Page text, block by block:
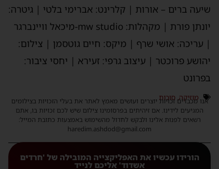
שיעה ברים – אורות | קלרינט: אברימי בלטי | גיטרה:
יונתן פורת | מקהלות: mw studio-מיכאל וויינברגר
| עריכה: אושי שרף | מיקס: חיים גוטסמן | צילום:
יהושע פרוכטר | עיצוב גרפי: זעירא | יחסי ציבור:
בפרונט
מוזיקה, סוכות
אנו מכבדים זכויות יוצרים ועושים מאמץ לאתר את בעלי הזכויות בצילומים
המגיעים לידינו. אם זיהיתים בפרסומינו צילום שיש לכם זכויות בו, אתם
רשאים לפנות אלינו ולבקש לחדול מהשימוש באמצעות כתובת המייל:
haredim.ashdod@gmail.com
הורידו עכשיו את האפליקצייה המובילה של 'חרדים
אשדוד' אליכם לנייד